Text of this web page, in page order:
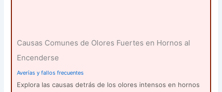
Causas Comunes de Olores Fuertes en Hornos al
Encenderse
Averías y fallos frecuentes
Explora las causas detrás de los olores intensos en hornos